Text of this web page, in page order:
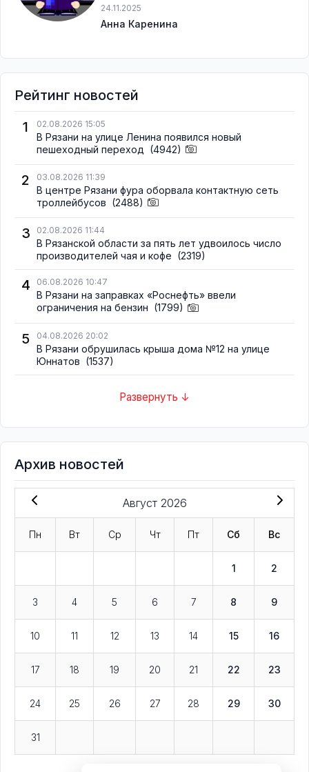
24.11.2025
Анна Каренина
Рейтинг новостей
1
02.08.2026 15:05
В Рязани на улице Ленина появился новый
пешеходный переход (4942)
2 03.08.2026 11:39
В центре Рязани фура оборвала контактную сеть
троллейбусов (2488)
3 02.08.2026 11:44
В Рязанской области за пять лет удвоилось число
производителей чая и кофе (2319)
4 06.08.2026 10:47
В Рязани на заправках «Роснефть» ввели
ограничения на бензин (1799)
5 04.08.2026 20:02
В Рязани обрушилась крыша дома №12 на улице
Юннатов (1537)
Развернуть ↓
Архив новостей
Август 2026
Пн Вт Ср Чт Пт Сб Вс
1 2
3 4 5 6 7 8 9
10 11 12 13 14 15 16
17 18 19 20 21 22 23
24 25 26 27 28 29 30
31